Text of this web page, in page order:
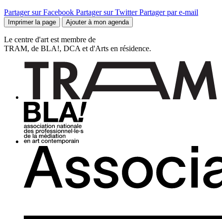
Partager sur Facebook Partager sur Twitter Partager par e-mail
Imprimer la page Ajouter à mon agenda
Le centre d'art est membre de
TRAM, de BLA!, DCA et d'Arts en résidence.